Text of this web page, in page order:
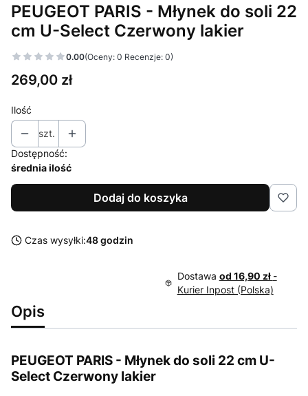
PEUGEOT PARIS - Młynek do soli 22
cm U-Select Czerwony lakier
0.00(Oceny: 0 Recenzje: 0)
Cena
269,00 zł
Ilość
szt.
Dostępność:
średnia ilość
Dodaj do koszyka
Czas wysyłki:48 godzin
Dostawa od 16,90 zł -
Kurier Inpost (Polska)
Opis
PEUGEOT PARIS - Młynek do soli 22 cm U-
Select Czerwony lakier